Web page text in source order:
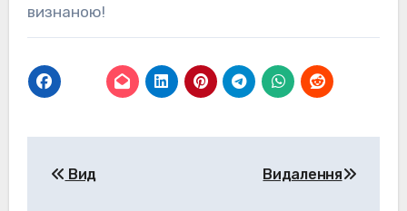
визнаною!
записів
Вид Видалення